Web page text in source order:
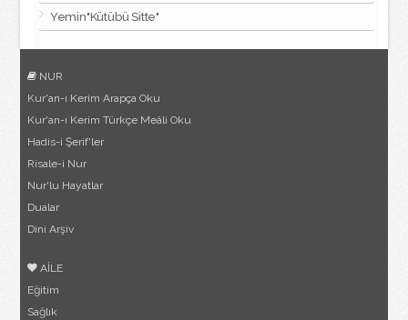
Yemin"Kütübü Sitte"
NUR
Kur'an-ı Kerim Arapça Oku
Kur'an-ı Kerim Türkçe Meâli Oku
Hadis-i Şerif'ler
Risale-i Nur
Nur'lu Hayatlar
Dualar
Dini Arşiv
AİLE
Eğitim
Sağlık